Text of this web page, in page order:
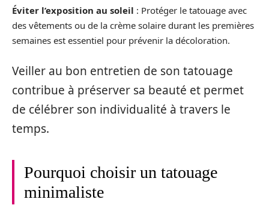
Éviter l’exposition au soleil : Protéger le tatouage avec
des vêtements ou de la crème solaire durant les premières
semaines est essentiel pour prévenir la décoloration.
Veiller au bon entretien de son tatouage
contribue à préserver sa beauté et permet
de célébrer son individualité à travers le
temps.
Pourquoi choisir un tatouage
minimaliste